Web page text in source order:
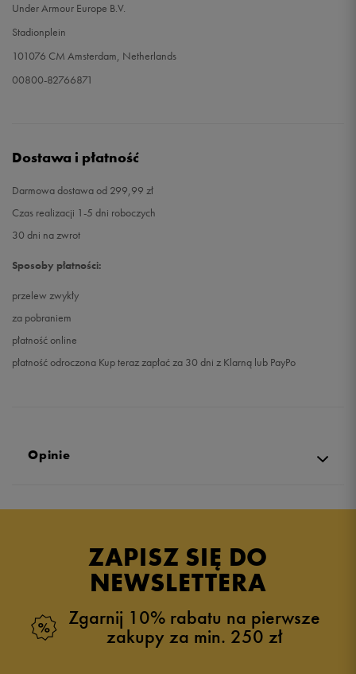
Under Armour Europe B.V.
Stadionplein
101076 CM Amsterdam, Netherlands
00800-82766871
Dostawa i płatność
Darmowa dostawa od 299,99 zł
Czas realizacji 1-5 dni roboczych
30 dni na zwrot
Sposoby płatności:
przelew zwykły
za pobraniem
płatność online
płatność odroczona Kup teraz zapłać za 30 dni z Klarną lub PayPo
Opinie
ZAPISZ SIĘ DO
NEWSLETTERA
Zgarnij 10% rabatu na pierwsze
zakupy za min. 250 zł